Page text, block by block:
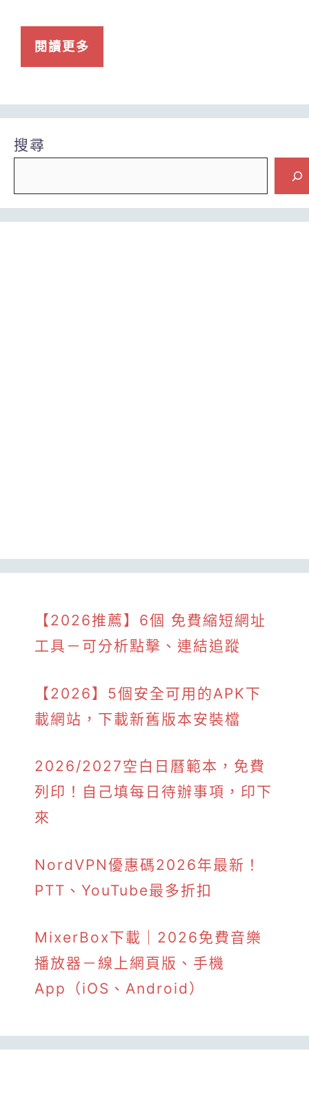
閱讀更多
搜尋
【2026推薦】6個 免費縮短網址
工具－可分析點擊、連結追蹤
【2026】5個安全可用的APK下
載網站，下載新舊版本安裝檔
2026/2027空白日曆範本，免費
列印！自己填每日待辦事項，印下
來
NordVPN優惠碼2026年最新！
PTT、YouTube最多折扣
MixerBox下載｜2026免費音樂
播放器－線上網頁版、手機
App（iOS、Android）